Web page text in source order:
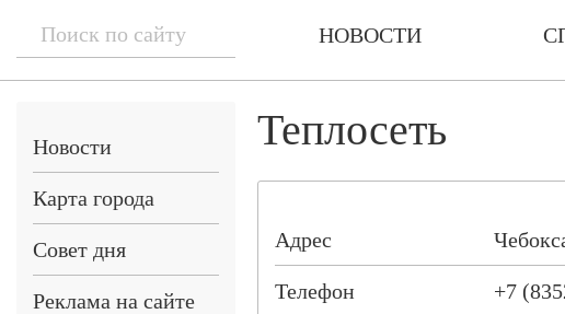
НОВОСТИ
Новости
Карта города
Совет дня
Реклама на сайте
Теплосеть
Адрес
Телефон +7